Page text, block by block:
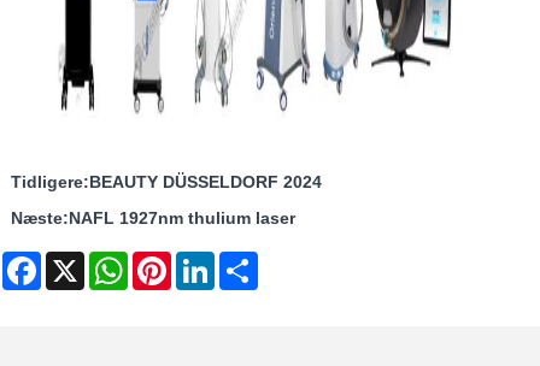
Tidligere:BEAUTY DÜSSELDORF 2024
Næste:NAFL 1927nm thulium laser
Facebook
X WhatsAppPinterestLinkedIn